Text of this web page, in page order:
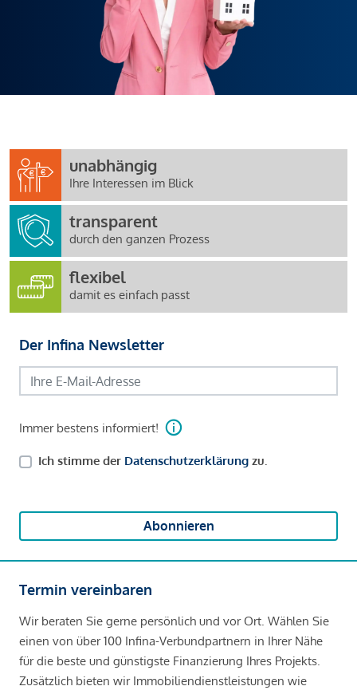
unabhängig
Ihre Interessen im Blick
transparent
durch den ganzen Prozess
flexibel
damit es einfach passt
Der Infina Newsletter
Immer bestens informiert!
Ich stimme der Datenschutzerklärung zu.
Abonnieren
Termin vereinbaren
Wir beraten Sie gerne persönlich und vor Ort. Wählen Sie
einen von über 100 Infina-Verbundpartnern in Ihrer Nähe
für die beste und günstigste Finanzierung Ihres Projekts.
Zusätzlich bieten wir Immobiliendienstleistungen wie